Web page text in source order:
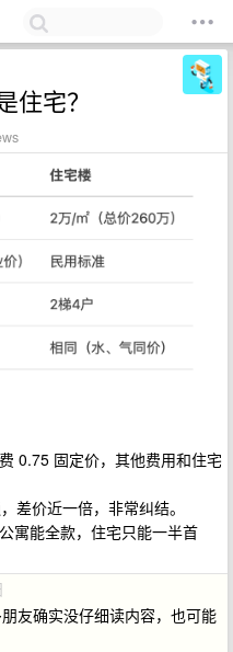
住宅？
0.75 固定价，其他费用和住宅
差价近一倍，非常纠结。
寓能全款，住宅只能一半首
友确实没仔细读内容，也可能